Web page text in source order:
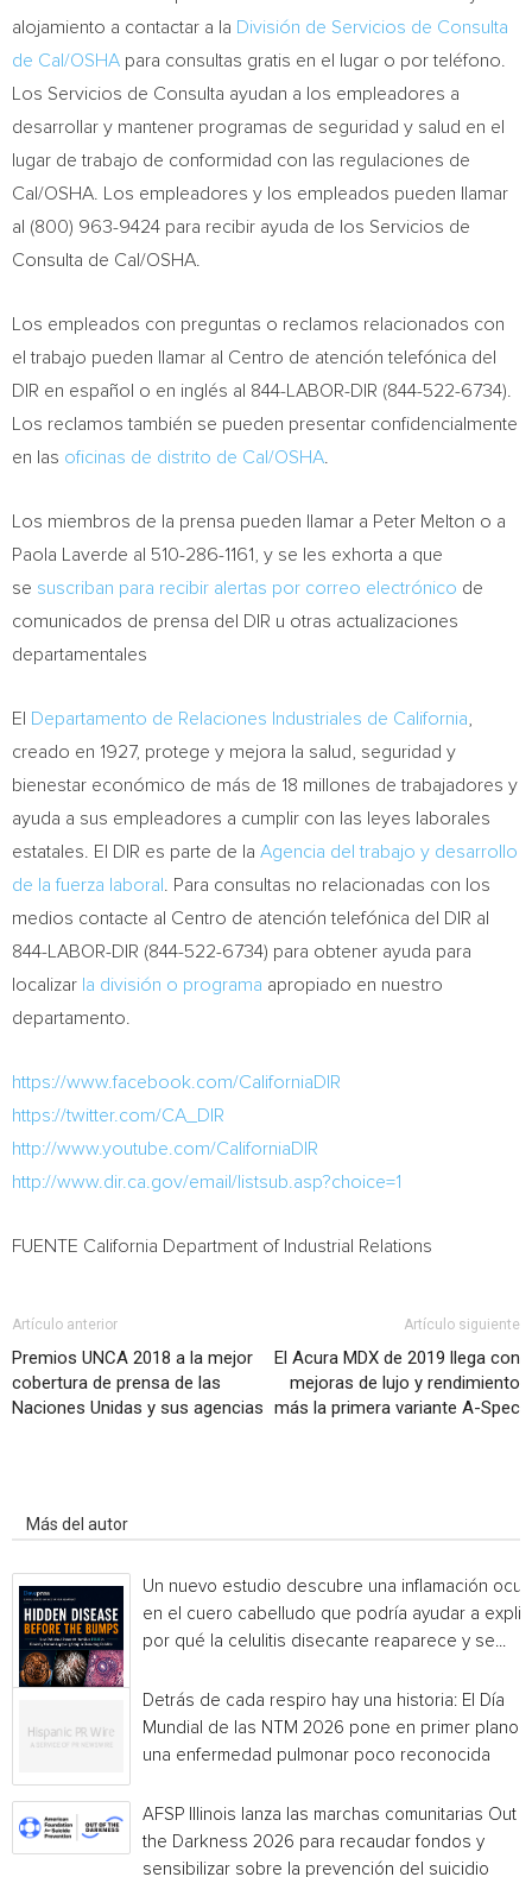
alojamiento a contactar a la División de Servicios de Consulta
de Cal /OSHA para consultas gratis en el lugar o por teléfono.
Los Servicios de Consulta ayudan a los empleadores a
desarrollar y mantener programas de seguridad y salud en el
lugar de trabajo de conformidad con las regulaciones de
Cal/OSHA. Los empleadores y los empleados pueden llamar
al (800) 963-9424 para recibir ayuda de los Servicios de
Consulta de Cal /OSHA.
Los empleados con preguntas o reclamos relacionados con
el trabajo pueden llamar al Centro de atención telefónica del
DIR en español o en inglés al 844-LABOR-DIR (844-522-6734).
Los reclamos también se pueden presentar confidencialmente
en las oficinas de distrito de Cal/OSHA
Los miembros de la prensa pueden llamar a Peter Melton o a
Paola Laverde al 510-286-1161, y se les exhorta a que
se suscriban para recibir alertas por correo electrónico de
comunicados de prensa del DIR u otras actualizaciones
departamentales
El Departamento de Relaciones Industriales de California
creado en 1927, protege y mejora la salud, seguridad y
bienestar económico de más de 18 millones de trabajadores y
ayuda a sus empleadores a cumplir con las leyes laborales
estatales. El DIR es parte de la Agencia del trabajo y desarrollo
de la fuerza laboral
. Para consultas no relacionadas con los
medios contacte al Centro de atención telefónica del DIR al
844-LABOR-DIR (844-522-6734) para obtener ayuda para
localizar la división o programa apropiado en nuestro
departamento.
https://www.facebook.com/CaliforniaDIR
https://twitter.com/CA_DIR
http://www.youtube.com/CaliforniaDIR
http://www.dir.ca.gov/email/listsub.asp?choice=1
FUENTE California Department of Industrial Relations
Artículo anterior
Premios UNCA 2018 a la mejor
cobertura de prensa de las
Naciones Unidas y sus agencias
Artículo siguiente
El Acura MDX de 2019 llega con
mejoras de lujo y rendimiento
más la primera variante A-Spec
Más del autor
Un nuevo estudio descubre una inflamación
en el cuero cabelludo que podría ayudar a
por qué la celulitis disecante reaparece y se...
Detrás de cada respiro hay una historia: El Día
Mundial de las NTM 2026 pone en primer plano
una enfermedad pulmonar poco reconocida
AFSP Illinois lanza las marchas comunitarias Out
the Darkness 2026 para recaudar fondos y
sensibilizar sobre la prevención del suicidio